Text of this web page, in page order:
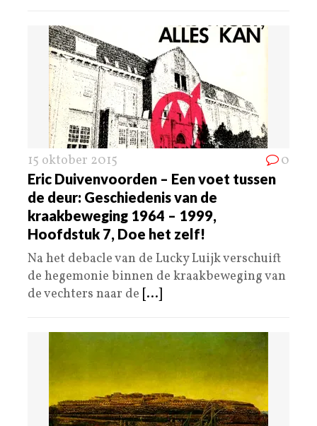
15 oktober 2015 0
Eric Duivenvoorden – Een voet tussen
de deur: Geschiedenis van de
kraakbeweging 1964 – 1999,
Hoofdstuk 7, Doe het zelf!
Na het debacle van de Lucky Luijk verschuift
de hegemonie binnen de kraakbeweging van
de vechters naar de [...]